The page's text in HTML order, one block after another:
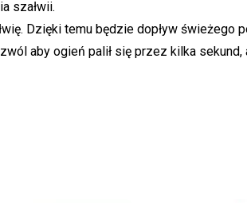
szałwii.
Dzięki temu będzie dopływ świeżego
aby ogień palił się przez kilka